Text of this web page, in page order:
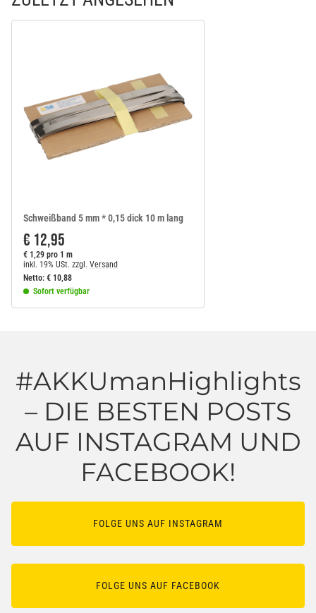
Schweißband 5 mm * 0,15 dick 10 m lang
€ 12,95
€ 1,29 pro 1 m
inkl. 19% USt. zzgl. Versand
Netto: € 10,88
Sofort verfügbar
#AKKUmanHighlights
– DIE BESTEN POSTS
AUF INSTAGRAM UND
FACEBOOK!
FOLGE UNS AUF INSTAGRAM
FOLGE UNS AUF FACEBOOK